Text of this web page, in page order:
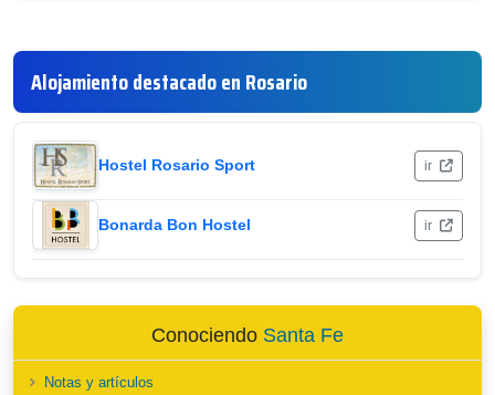
Alojamiento destacado en Rosario
Hostel Rosario Sport ir
Bonarda Bon Hostel ir
Conociendo Santa Fe
Notas y artículos